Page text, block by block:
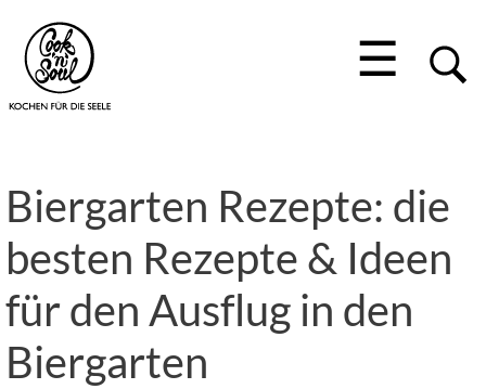
☰
Biergarten Rezepte: die
besten Rezepte & Ideen
für den Ausflug in den
Biergarten